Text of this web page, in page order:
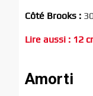
Côté Brooks :
Lire aussi : 12
Amorti